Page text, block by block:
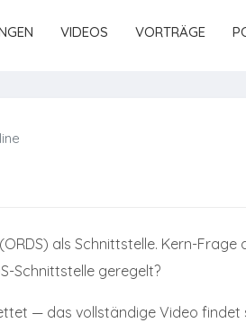
VIDEOS VORTRÄGE
als Schnittstelle. Kern-Frage
Schnittstelle geregelt?
— das vollständige Video findet